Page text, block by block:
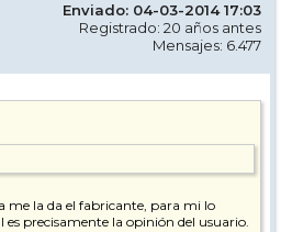
Enviado: 04-03-2014 17:03
Registrado: 20 años antes
Mensajes: 6.477
me la da el fabricante, para mi lo
es precisamente la opinión del usuario.